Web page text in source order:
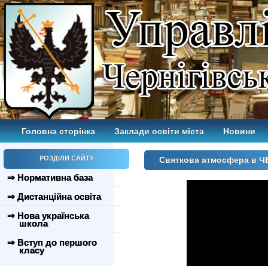
Головна сторінка Заклади освіти міста Новини
РОЗДІЛИ САЙТУ
⇒ Нормативна база
⇒ Дистанційна освіта
⇒ Нова українська
школа
⇒ Вступ до першого
класу
Святкова атмосфера в